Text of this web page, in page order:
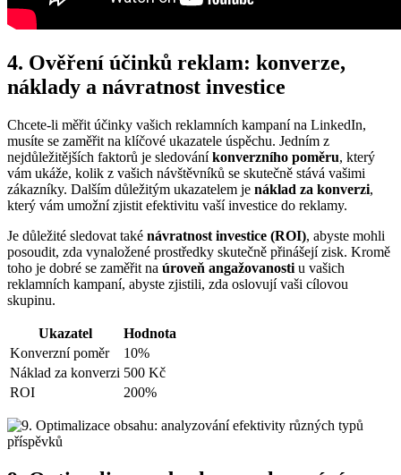
4. Ověření účinků reklam: konverze,
náklady a návratnost investice
Chcete-li měřit účinky vašich reklamních kampaní na LinkedIn,
musíte se zaměřit na klíčové ukazatele úspěchu. Jedním z
nejdůležitějších faktorů je sledováníkonverzního poměru, který
vám ukáže, kolik z vašich návštěvníků se skutečně stává vašimi
zákazníky. Dalším důležitým ukazatelem je náklad za konverzi,
který vám umožní zjistit efektivitu vaší investice do reklamy.
Je důležité sledovat také návratnost investice (ROI), abyste mohli
posoudit, zda vynaložené prostředky skutečně přinášejí zisk. Kromě
toho je dobré se zaměřit na úroveň angažovanosti u vašich
reklamních kampaní, abyste zjistili, zda oslovují vaši cílovou
skupinu.
Ukazatel
Hodnota
Konverzní poměr
10%
Náklad za konverzi 500 Kč
ROI
200%